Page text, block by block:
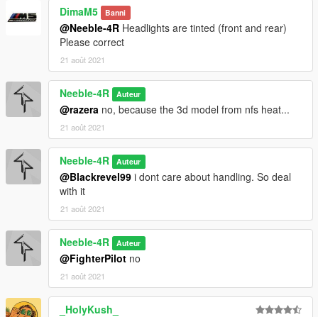
DimaM5 Banni
@Neeble-4R Headlights are tinted (front and rear)
Please correct
21 août 2021
Neeble-4R Auteur
@razera no, because the 3d model from nfs heat...
21 août 2021
Neeble-4R Auteur
@Blackrevel99 i dont care about handling. So deal
with it
21 août 2021
Neeble-4R Auteur
@FighterPilot no
21 août 2021
_HolyKush_